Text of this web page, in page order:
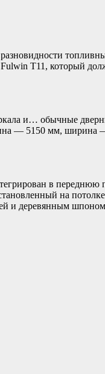
T11, который
и… обычные
— 5150 мм,
в переднюю
на
и деревянным